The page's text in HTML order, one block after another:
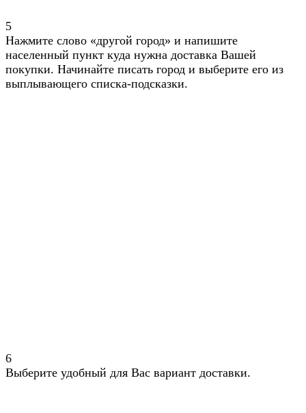
5
Нажмите слово «другой город» и напишите
населенный пункт куда нужна доставка Вашей
покупки. Начинайте писать город и выберите его из
выплывающего списка-подсказки.
6
Выберите удобный для Вас вариант доставки.